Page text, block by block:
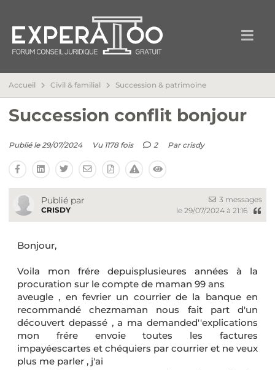
Accueil Civil & familial Succession & patrimoine
Succession conflit bonjour
Publié le 29/07/2024 Vu 1178 fois 2 Par crisdy
Publié par
CRISDY
3 messages
le 29/07/2024 à 21:16
Bonjour,
Voila mon frére depuisplusieures années à la
procuration sur le compte de maman 99 ans
aveugle , en fevrier un courrier de la banque en
recommandé chezmaman nous fait part d'un
découvert depassé , a ma demanded''explications
mon frére envoie toutes les factures
impayéescartes et chéquiers par courrier et ne veux
plus me parler , j'ai